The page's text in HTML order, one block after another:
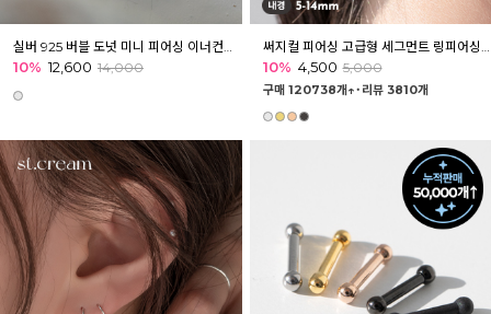
실버 925 버블 도넛 미니 피어싱 이너컨츠 아웃컨츠 귓바퀴
10% 12,600 14,000
써지컬 피어싱 고급형 세그먼트 링피어싱 25종
10% 4,500 5,000
구매 120738개↑˙ 리뷰 3810개